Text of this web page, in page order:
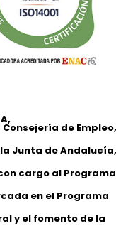
de Empleo,
Junta de Andalucía,
cargo al Programa
en el Programa
y el fomento de la